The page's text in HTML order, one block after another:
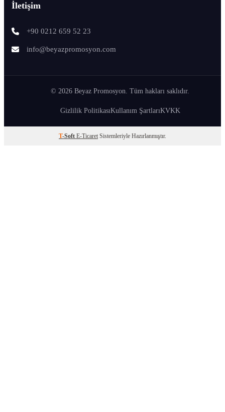
İletişim
+90 0212 659 52 23
info@beyazpromosyon.com
© 2026 Beyaz Promosyon. Tüm hakları saklıdır.
Gizlilik PolitikasıKullanım ŞartlarıKVKK
T-Soft E-Ticaret Sistemleriyle Hazırlanmıştır.